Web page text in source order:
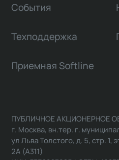
События
Техподдержка
Приемная Softline
ПУБЛИЧНОЕ АКЦИОНЕРНОЕ
г. Москва, вн.тер. г.
ул Льва Толстого, д. 5, стр.
2А (А311)